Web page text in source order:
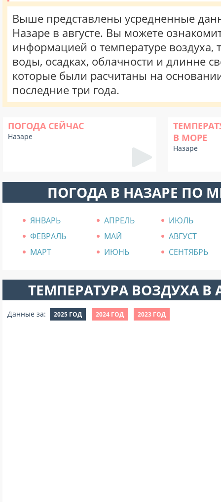
Выше представлены усредненные
Назаре в августе. Вы можете
информацией о температуре воздуха,
воды, осадках, облачности и длинне
которые были расчитаны на
последние три года.
ПОГОДА СЕЙЧАС
Назаре
В МОРЕ
Назаре
ПОГОДА В НАЗАРЕ ПО
ЯНВАРЬ АПРЕЛЬ
ИЮЛЬ
ФЕВРАЛЬ
МАЙ
АВГУСТ
МАРТ
ИЮНЬ СЕНТЯБРЬ
ТЕМПЕРАТУРА ВОЗДУХА В
Данные за: 2025 ГОД 2024 ГОД 2023 ГОД